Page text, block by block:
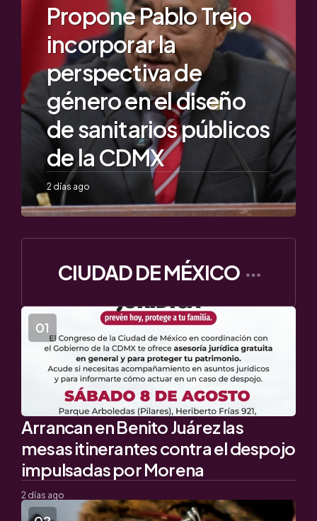
Propone Pablo Trejo
incorporar la
perspectiva de
género en el diseño
de sanitarios públicos
de la CDMX
2 días ago
CIUDAD DE MÉXICO
Arrancan en Benito Juárez las
mesas itinerantes contra el despojo
impulsadas por Morena
2 días ago